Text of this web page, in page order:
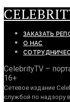
ЗАКАЗАТЬ
О НАС
CelebrityTV –
16+
Сетевое издание
службой по надзору